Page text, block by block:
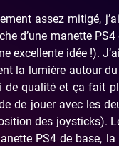
assez mitigé,
d’une manette
excellente idée !).
la lumière autour
de qualité et ça fait
de jouer avec les
des joysticks).
PS4 de base,